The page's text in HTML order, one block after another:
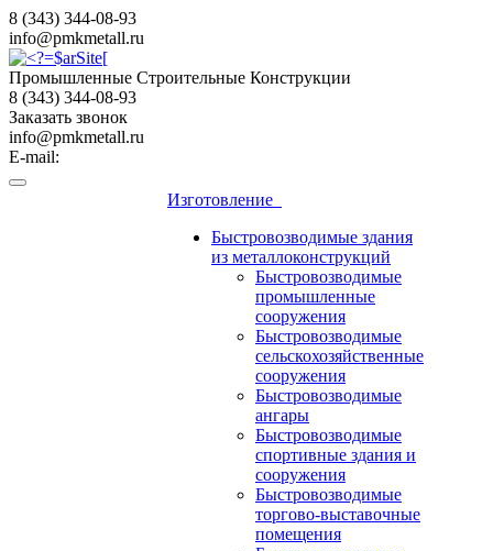
8 (343) 344-08-93
info@pmkmetall.ru
Промышленные Строительные Конструкции
8 (343) 344-08-93
Заказать звонок
info@pmkmetall.ru
E-mail:
Изготовление
Быстровозводимые здания
из металлоконструкций
Быстровозводимые
промышленные
сооружения
Быстровозводимые
сельскохозяйственные
сооружения
Быстровозводимые
ангары
Быстровозводимые
спортивные здания и
сооружения
Быстровозводимые
торгово-выставочные
помещения